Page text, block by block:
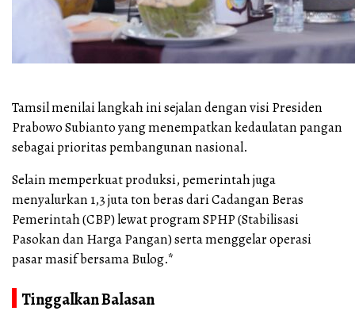
Tamsil menilai langkah ini sejalan dengan visi Presiden
Prabowo Subianto yang menempatkan kedaulatan pangan
sebagai prioritas pembangunan nasional.
Selain memperkuat produksi, pemerintah juga
menyalurkan 1,3 juta ton beras dari Cadangan Beras
Pemerintah (CBP) lewat program SPHP (Stabilisasi
Pasokan dan Harga Pangan) serta menggelar operasi
pasar masif bersama Bulog.*
Tinggalkan Balasan